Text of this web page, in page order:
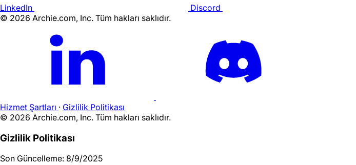
LinkedIn
Discord
© 2026 Archie.com, Inc. Tüm hakları saklıdır.
Hizmet Şartları · Gizlilik Politikası
© 2026 Archie.com, Inc. Tüm hakları saklıdır.
Gizlilik Politikası
Son Güncelleme: 8/9/2025